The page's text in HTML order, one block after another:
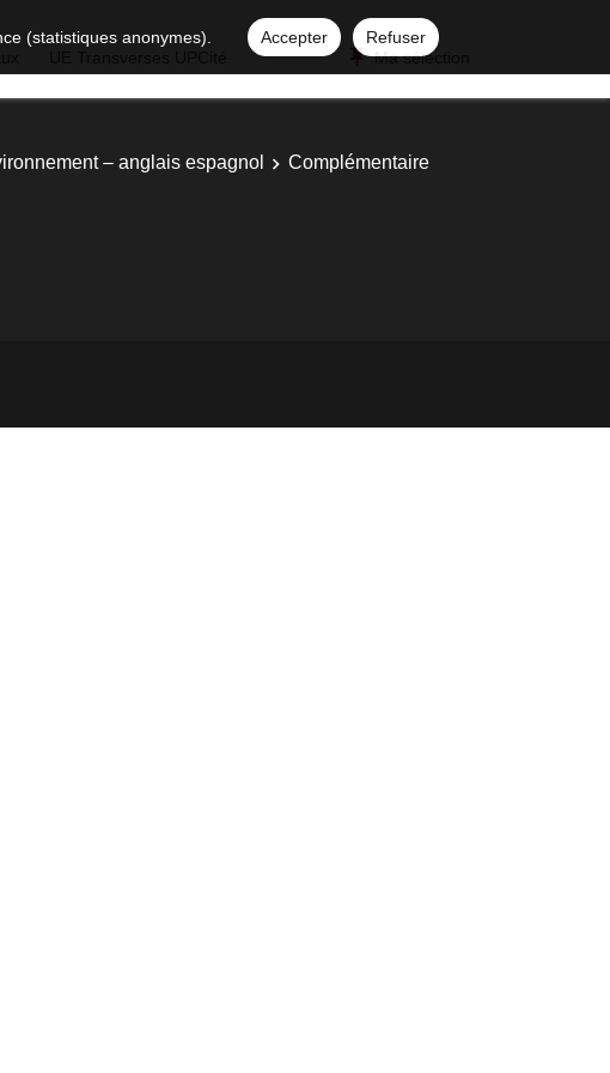
(statistiques anonymes). Accepter
Refuser
Ma sélection
– anglais espagnol
Complémentaire